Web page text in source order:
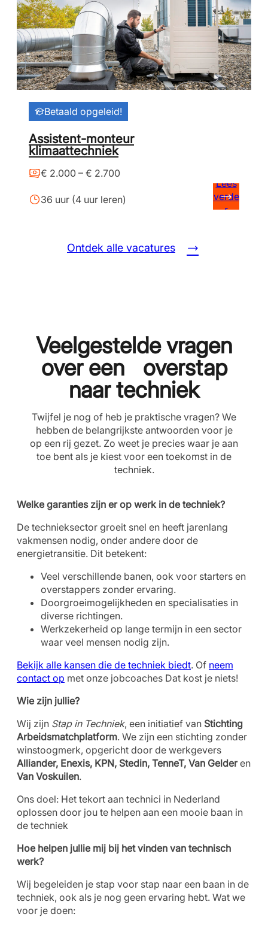
Betaald opgeleid!
Assistent-monteur
klimaattechniek
€ 2.000 – € 2.700
36 uur (4 uur leren)
Lees
verde
r
Ontdek alle vacatures
Veelgestelde vragen
over een overstap
naar techniek
Twijfel je nog of heb je praktische vragen? We
hebben de belangrijkste antwoorden voor je
op een rij gezet. Zo weet je precies waar je aan
toe bent als je kiest voor een toekomst in de
techniek.
Welke garanties zijn er op werk in de techniek?
De technieksector groeit snel en heeft jarenlang
vakmensen nodig, onder andere door de
energietransitie. Dit betekent:
Veel verschillende banen, ook voor starters en
overstappers zonder ervaring.
Doorgroeimogelijkheden en specialisaties in
diverse richtingen.
Werkzekerheid op lange termijn in een sector
waar veel mensen nodig zijn.
Bekijk alle kansen die de techniek biedt. Of neem
contact op met onze jobcoaches Dat kost je niets!
Wie zijn jullie?
Wij zijn Stap in Techniek, een initiatief van Stichting
Arbeidsmatchplatform. We zijn een stichting zonder
winstoogmerk, opgericht door de werkgevers
Alliander, Enexis, KPN, Stedin, TenneT, Van Gelderen
Van Voskuilen.
Ons doel: Het tekort aan technici in Nederland
oplossen door jou te helpen aan een mooie baan in
de techniek
Hoe helpen jullie mij bij het vinden van technisch
werk?
Wij begeleiden je stap voor stap naar een baan in de
techniek, ook als je nog geen ervaring hebt. Wat we
voor je doen: